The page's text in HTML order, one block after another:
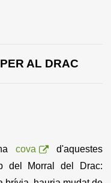
AL DRAC
cova
d'aquestes
del Morral del Drac: